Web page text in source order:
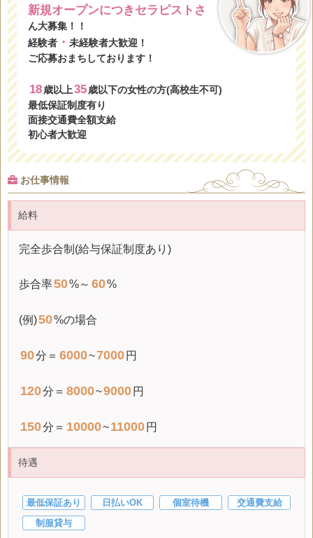
新規オープンにつきセラピストさ
ん大募集！！
経験者・ 未経験者大歓迎！
ご応募おまちしております！
18 歳以上35 歳以下の女性の方(高校生不可)
最低保証制度有り
面接交通費全額支給
初心者大歓迎
お仕事情報
給料
完全歩合制(給与保証制度あり)
歩合率50%～ 60%
(例)50%の場合
90分＝ 6000~7000 円
120分＝ 8000~9000 円
150分＝ 10000~11000 円
待遇
最低保証あり 日払いOK 個室待機
交通費支給
制服貸与